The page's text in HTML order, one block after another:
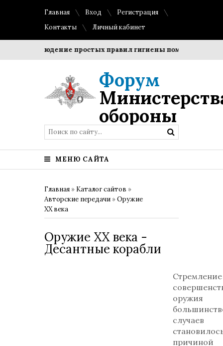
Главная Вход
Регистрация
Контакты
Личный кабинет
Соблюдение простых правил гигиены помогает
Форум
обороны
МЕНЮ САЙТА
Главная » Каталог сайтов »
Авторские передачи »Оружие
XX века
Оружие ХХ века -
Десантные корабли
случаев